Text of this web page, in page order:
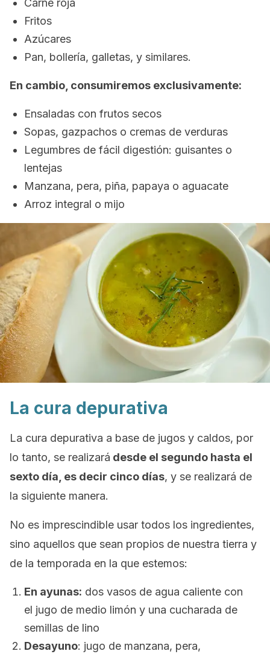
Carne roja
Fritos
Azúcares
Pan, bollería, galletas, y similares.
En cambio, consumiremos exclusivamente:
Ensaladas con frutos secos
Sopas, gazpachos o cremas de verduras
Legumbres de fácil digestión: guisantes o
lentejas
Manzana, pera, piña, papaya o aguacate
Arroz integral o mijo
La cura depurativa
La cura depurativa a base de jugos y caldos, por
lo tanto, se realizará desde el segundo hasta el
sexto día, es decir cinco días, y se realizará de
la siguiente manera.
No es imprescindible usar todos los ingredientes,
sino aquellos que sean propios de nuestra tierra y
de la temporada en la que estemos:
En ayunas: dos vasos de agua caliente con
el jugo de medio limón y una cucharada de
semillas de lino
Desayuno: jugo de manzana, pera,